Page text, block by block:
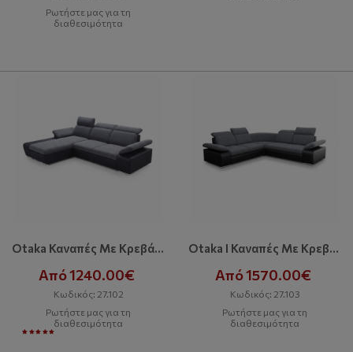
Ρωτήστε μας για τη
διαθεσιμότητα
Otaka Καναπές Με Κρεβάτι Και Αποθηκευτικό Χώρο
Από 1240.00€
Κωδικός: 27.102
Ρωτήστε μας για τη
διαθεσιμότητα
Otaka I Καναπές Με Κρεβάτι Και Αποθηκευτικό Χώρο
Από 1570.00€
Κωδικός: 27.103
Ρωτήστε μας για τη
διαθεσιμότητα